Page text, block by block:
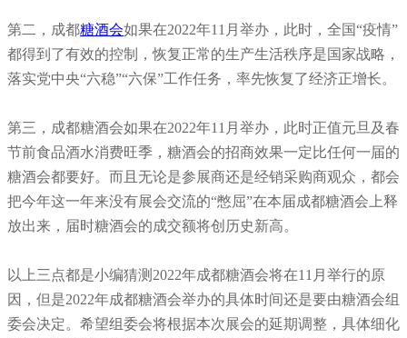
第二， 成都糖酒会如果在2022年11月举办，此时，全国“疫情”
都得到了有效的控制，恢复正常的生产生活秩序是国家战略，
落实党中央“六稳”“六保”工作任务，率先恢复了经济正增长。
第三， 成都糖酒会如果在2022年11月举办，此时正值元旦及春
节前食品酒水消费旺季，糖酒会的招商效果一定比任何一届的
糖酒会都要好。而且无论是参展商还是经销采购商观众，都会
把今年这一年来没有展会交流的“憋屈”在本届成都糖酒会上释
放出来，届时糖酒会的成交额将创历史新高。
以上三点都是小编猜测2022年成都糖酒会将在11月举行的原
因 ，但是2022年成都糖酒会举办的具体时间还是要由糖酒会组
委会决定。希望组委会将根据本次展会的延期调整，具体细化